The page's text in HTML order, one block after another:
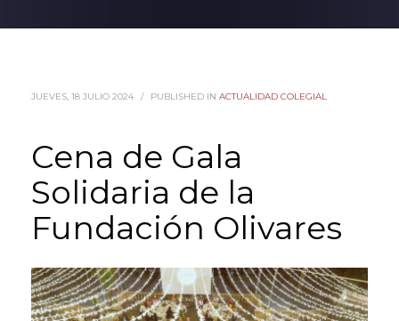
JUEVES, 18 JULIO 2024 / PUBLISHED IN ACTUALIDAD COLEGIAL
Cena de Gala
Solidaria de la
Fundación Olivares